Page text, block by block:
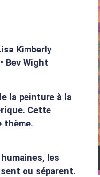
Kimberly
Bev Wight
la peinture à la
Cette
thème.
les
ou séparent.